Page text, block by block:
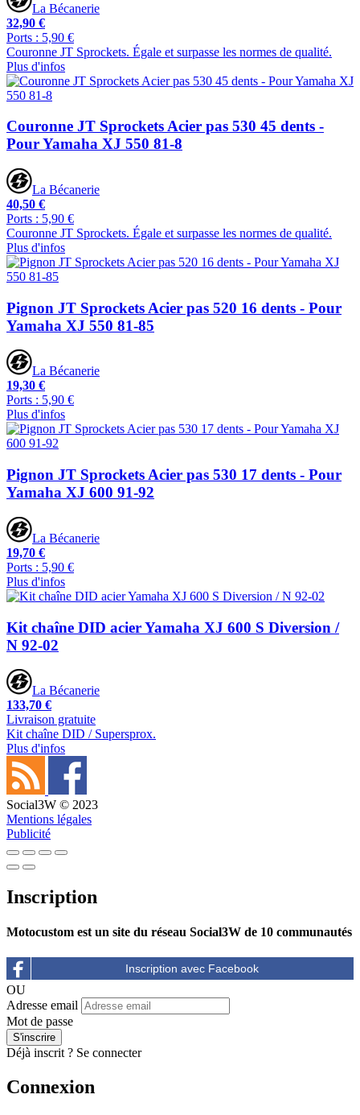
La Bécanerie
32,90 €
Ports : 5,90 €
Couronne JT Sprockets. Égale et surpasse les normes de qualité.
Plus d'infos
Couronne JT Sprockets Acier pas 530 45 dents -
Pour Yamaha XJ 550 81-8
La Bécanerie
40,50 €
Ports : 5,90 €
Couronne JT Sprockets. Égale et surpasse les normes de qualité.
Plus d'infos
Pignon JT Sprockets Acier pas 520 16 dents - Pour
Yamaha XJ 550 81-85
La Bécanerie
19,30 €
Ports : 5,90 €
Plus d'infos
Pignon JT Sprockets Acier pas 530 17 dents - Pour
Yamaha XJ 600 91-92
La Bécanerie
19,70 €
Ports : 5,90 €
Plus d'infos
Kit chaîne DID acier Yamaha XJ 600 S Diversion /
N 92-02
La Bécanerie
133,70 €
Livraison gratuite
Kit chaîne DID / Supersprox.
Plus d'infos
Social3W © 2023
Mentions légales
Publicité
Inscription
Motocustom est un site du réseau Social3W de 10 communautés
OU
Adresse email
Mot de passe
Déjà inscrit ? Se connecter
Connexion